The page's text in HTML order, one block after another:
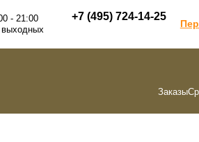
- 21:00
выходных
+7 (495) 724-14-25
Заказы